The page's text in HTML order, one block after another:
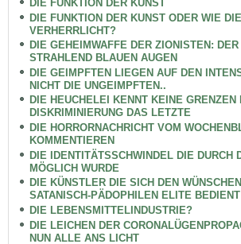
DIE FUNKTION DER KUNST
DIE FUNKTION DER KUNST ODER WIE
VERHERRLICHT?
DIE GEHEIMWAFFE DER ZIONISTEN:
STRAHLEND BLAUEN AUGEN
DIE GEIMPFTEN LIEGEN AUF DEN
NICHT DIE UNGEIMPFTEN..
DIE HEUCHELEI KENNT KEINE GRENZEN
DISKRIMINIERUNG DAS LETZTE
DIE HORRORNACHRICHT VOM
KOMMENTIEREN
DIE IDENTITÄTSSCHWINDEL DIE DURCH
MÖGLICH WURDE
DIE KÜNSTLER DIE SICH DEN
SATANISCH-PÄDOPHILEN ELITE BEDIENT
DIE LEBENSMITTELINDUSTRIE?
DIE LEICHEN DER
NUN ALLE ANS LICHT